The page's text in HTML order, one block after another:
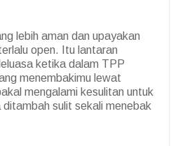
lebih aman dan upayakan
open. Itu lantaran
ketika dalam TPP
menembakimu lewat
mengalami kesulitan untuk
sulit sekali menebak